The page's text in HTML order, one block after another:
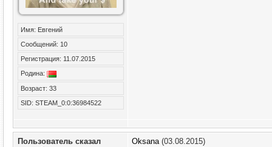
Имя: Евгений
Сообщений: 10
Регистрация: 11.07.2015
Родина:
Возраст: 33
SID: STEAM_0:0:36984522
Пользователь сказал
Oksana(03.08.2015)